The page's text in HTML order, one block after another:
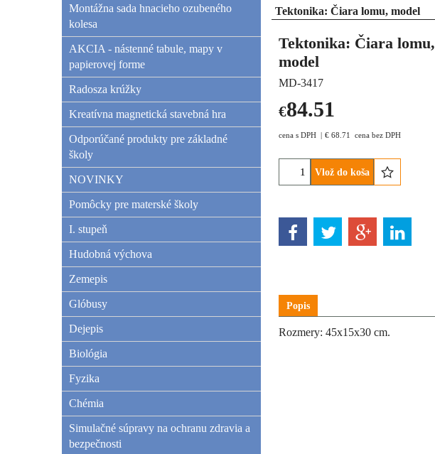
Montážna sada hnacieho ozubeného
kolesa
AKCIA - nástenné tabule, mapy v
papierovej forme
Radosza krúžky
Kreatívna magnetická stavebná hra
Odporúčané produkty pre základné
školy
NOVINKY
Pomôcky pre materské školy
I. stupeň
Hudobná výchova
Zemepis
Glóbusy
Dejepis
Biológia
Fyzika
Chémia
Simulačné súpravy na ochranu zdravia a
bezpečnosti
Tektonika: Čiara lomu, model
Tektonika: Čiara lomu,
model
MD-3417
€84.51
cena s DPH € 68.71 cena bez DPH
Vlož do koša
Popis
Rozmery: 45x15x30 cm.